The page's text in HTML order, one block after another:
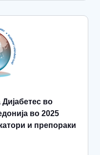
во
во 2025
и препораки